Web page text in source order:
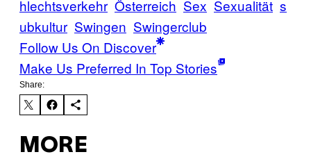
hlechtsverkehr Österreich Sex Sexualität s
ubkultur Swingen Swingerclub
Follow Us On Discover
Make Us Preferred In Top Stories
Share:
MORE